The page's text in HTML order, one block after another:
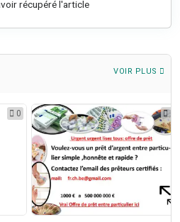
récupéré l'article
VOIR PLUS
0 1